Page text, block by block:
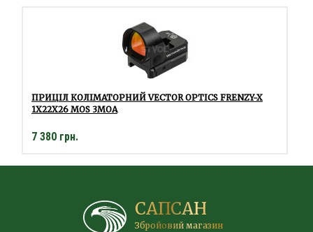
ПРИЦІЛ КОЛІМАТОРНИЙ VECTOR OPTICS FRENZY-X
1X22X26 MOS 3MOA
7 380 грн.
САПСАН
Збройовий магазин